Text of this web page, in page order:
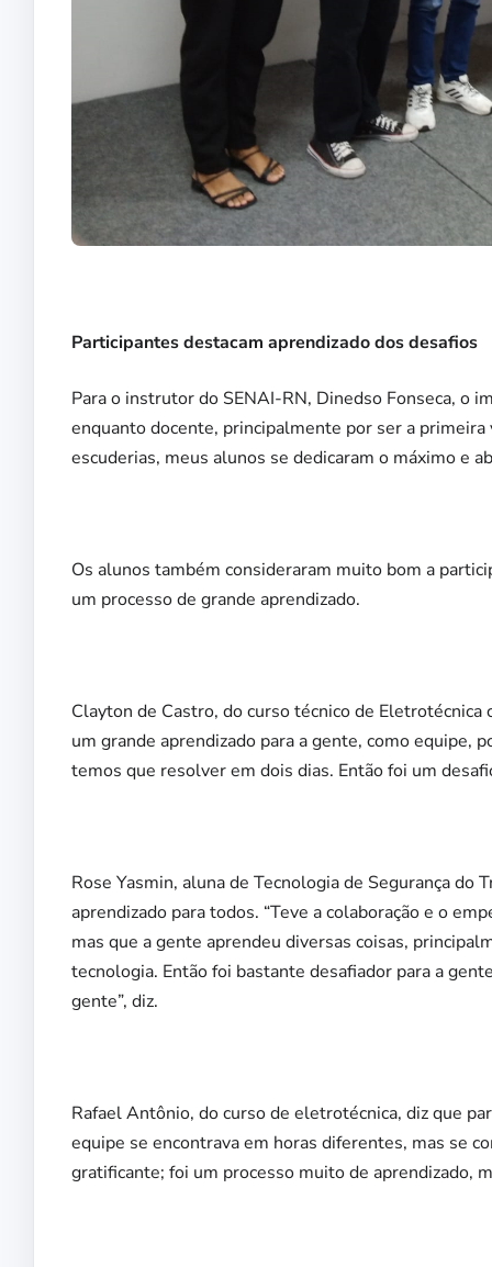
Participantes destacam aprendizado dos desafios
Para o instrutor do SENAI-RN, Dinedso Fonseca, o
enquanto docente, principalmente por ser a
escuderias, meus alunos se dedicaram o máximo e
Os alunos também consideraram muito bom a
um processo de grande aprendizado.
Clayton de Castro, do curso técnico de
um grande aprendizado para a gente, como equipe,
temos que resolver em dois dias. Então foi um
Rose Yasmin, aluna de Tecnologia de Segurança
aprendizado para todos. “Teve a colaboração e o
mas que a gente aprendeu diversas coisas,
tecnologia. Então foi bastante desafiador para a
gente”, diz.
Rafael Antônio, do curso de eletrotécnica, diz que
equipe se encontrava em horas diferentes, mas se
gratificante; foi um processo muito de aprendizado,